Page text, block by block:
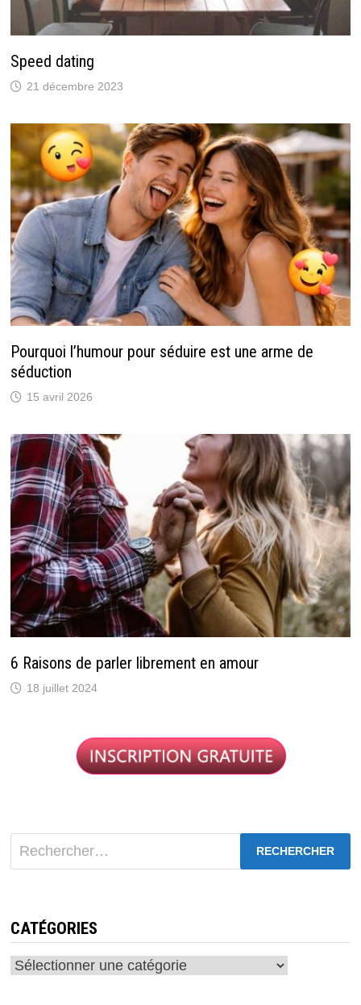
Speed dating
21 décembre 2023
Pourquoi l’humour pour séduire est une arme de
séduction
15 avril 2026
6 Raisons de parler librement en amour
18 juillet 2024
Rechercher :
CATÉGORIES
Catégories